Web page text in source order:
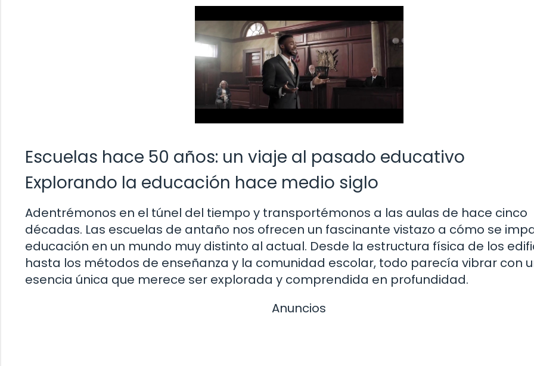
Escuelas hace 50 años: un viaje al pasado educativo
Explorando la educación hace medio siglo
Adentrémonos en el túnel del tiempo y transportémonos a las aulas de hace cinco
décadas. Las escuelas de antaño nos ofrecen un fascinante vistazo a cómo se
educación en un mundo muy distinto al actual. Desde la estructura física de los
hasta los métodos de enseñanza y la comunidad escolar, todo parecía vibrar con
esencia única que merece ser explorada y comprendida en profundidad.
Anuncios